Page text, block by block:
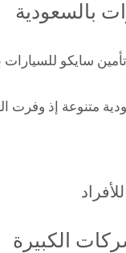
بالسعودية
متنوعة إذ وفرت
الكبيرة